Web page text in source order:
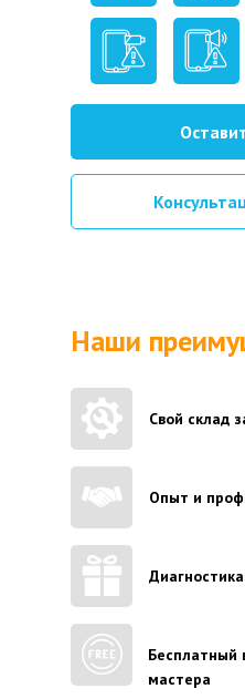
Наши
Свой склад
Бесплатный
мастера
Опыт и